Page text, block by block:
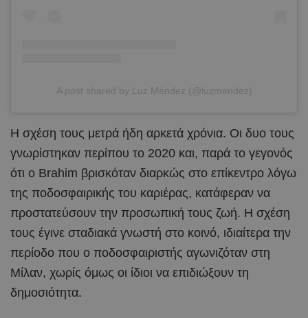
A post shared by Luz Méndez (@luzmendez)
Η σχέση τους μετρά ήδη αρκετά χρόνια. Οι δυο τους
γνωρίστηκαν περίπου το 2020 και, παρά το γεγονός
ότι ο Brahim βρισκόταν διαρκώς στο επίκεντρο λόγω
της ποδοσφαιρικής του καριέρας, κατάφεραν να
προστατεύσουν την προσωπική τους ζωή. Η σχέση
τους έγινε σταδιακά γνωστή στο κοινό, ιδιαίτερα την
περίοδο που ο ποδοσφαιριστής αγωνιζόταν στη
Μίλαν, χωρίς όμως οι ίδιοι να επιδιώξουν τη
δημοσιότητα.